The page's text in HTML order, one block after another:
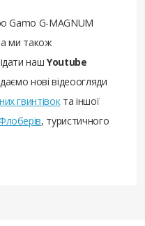
Gamo G-MAGNUM
а ми також
нашYoutube
нові відеоогляди
гвинтівокта іншої
, туристичного